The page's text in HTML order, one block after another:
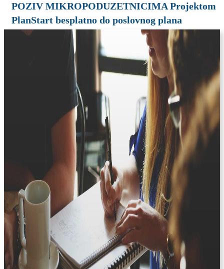
POZIV MIKROPODUZETNICIMA Projektom
PlanStart besplatno do poslovnog plana